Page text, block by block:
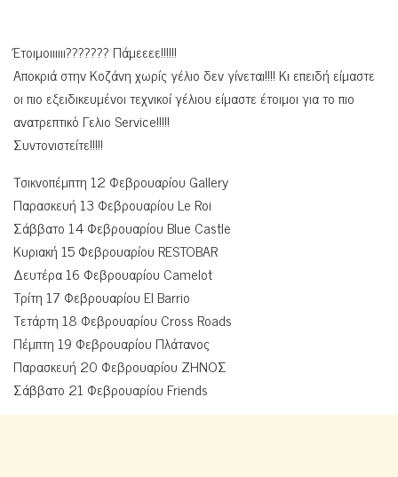
Έτοιμοιιιιιι??????? Πάμεεεε!!!!!!
Αποκριά στην Κοζάνη χωρίς γέλιο δεν γίνεται!!!! Κι επειδή είμαστε
οι πιο εξειδικευμένοι τεχνικοί γέλιου είμαστε έτοιμοι για το πιο
ανατρεπτικό Γελιο Service!!!!!
Συντονιστείτε!!!!!
Τσικνοπέμπτη 12 Φεβρουαρίου Gallery
Παρασκευή 13 Φεβρουαρίου Le Roi
Σάββατο 14 Φεβρουαρίου Blue Castle
Κυριακή 15 Φεβρουαρίου RESTOBAR
Δευτέρα 16 Φεβρουαρίου Camelot
Τρίτη 17 Φεβρουαρίου El Barrio
Τετάρτη 18 Φεβρουαρίου Cross Roads
Πέμπτη 19 Φεβρουαρίου Πλάτανος
Παρασκευή 20 Φεβρουαρίου ΖΗΝΟΣ
Σάββατο 21 Φεβρουαρίου Friends